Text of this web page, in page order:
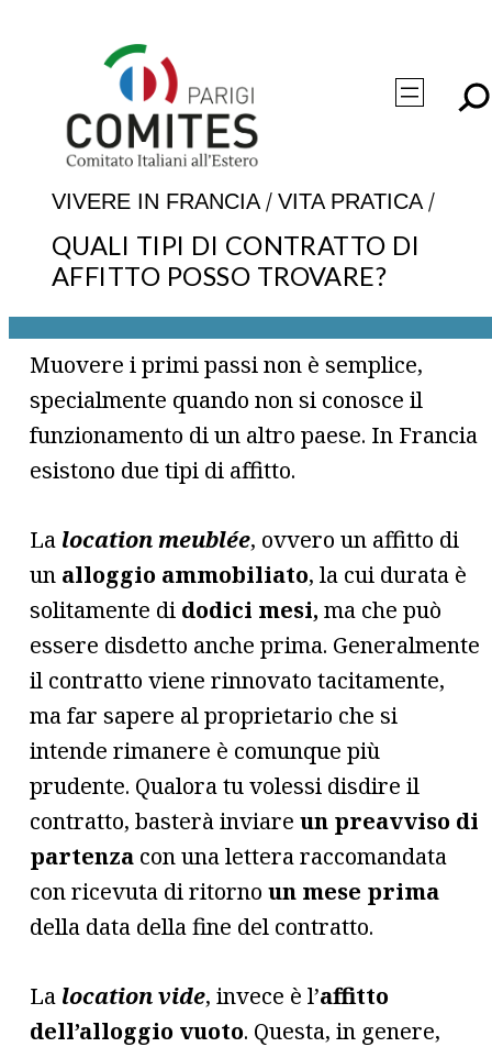
VIVERE IN FRANCIA/ VITA PRATICA/
QUALI TIPI DI CONTRATTO DI
AFFITTO POSSO TROVARE?
Muovere i primi passi non è semplice,
specialmente quando non si conosce il
funzionamento di un altro paese. In Francia
esistono due tipi di affitto.
La location meublée, ovvero un affitto di
un alloggio ammobiliato, la cui durata è
solitamente di dodici mesi, ma che può
essere disdetto anche prima. Generalmente
il contratto viene rinnovato tacitamente,
ma far sapere al proprietario che si
intende rimanere è comunque più
prudente. Qualora tu volessi disdire il
contratto, basterà inviare un preavviso di
partenza con una lettera raccomandata
con ricevuta di ritorno un mese prima
della data della fine del contratto.
La location vide, invece è l’affitto
dell’alloggio vuoto. Questa, in genere,